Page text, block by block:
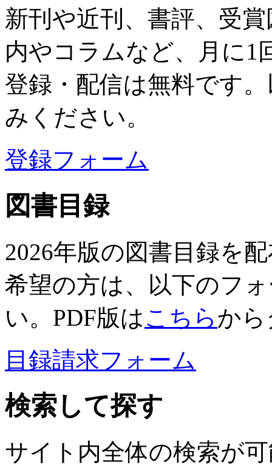
新刊や近刊、書評、受
内やコラムなど、月に1
登録・配信は無料です
みください。
登録フォーム
図書目録
2026年版の図書目録を
希望の方は、以下のフ
い。PDF版はこちらか
目録請求フォーム
検索して探す
サイト内全体の検索が